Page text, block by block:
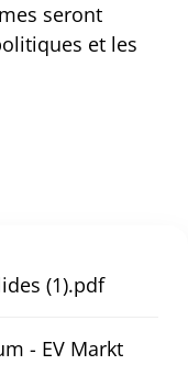
seront
et les
(1).pdf
- EV Markt